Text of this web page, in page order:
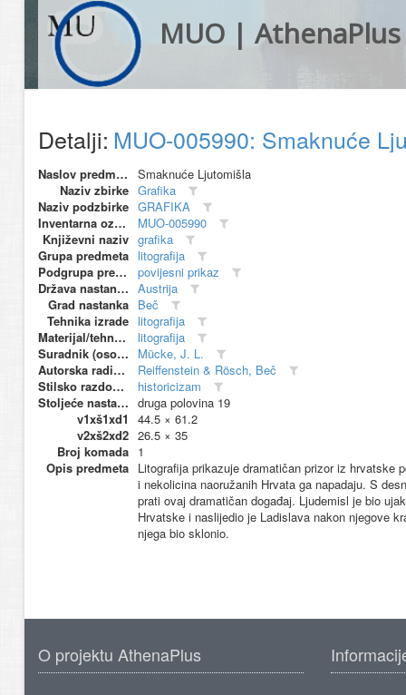
MUO | AthenaPlus
Detalji: MUO-005990: Smaknuće
Naslov predmeta
Smaknuće Ljutomišla
Naziv zbirke Grafika
Naziv podzbirke GRAFIKA
Inventarna oznaka
MUO-005990
Književni naziv grafika
Grupa predmeta litografija
Podgrupa predmeta
povijesni prikaz
Država nastanka Austrija
Grad nastanka Beč
Tehnika izrade litografija
Materijal/tehnika
litografija
Suradnik (osoba)
Mücke, J. L.
Autorska radionica (proizvođač)
Reiffenstein & Rösch, Beč
Stilsko razdoblje
historicizam
Stoljeće nastanka druga polovina 19
v1xš1xd1
44.5 × 61.2
v2xš2xd2 26.5 × 35
Broj komada 1
Opis predmeta Litografija prikazuje dramatičan prizor iz hrvatske
i nekolicina naoružanih Hrvata ga napadaju. S
prati ovaj dramatičan događaj. Ljudemisl je bio
Hrvatske i naslijedio je Ladislava nakon njegove
njega bio sklonio.
O projektu AthenaPlus